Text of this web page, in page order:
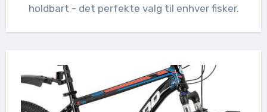
holdbart - det perfekte valg til enhver fisker.